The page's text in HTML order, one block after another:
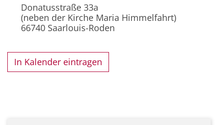
Donatusstraße 33a
(neben der Kirche Maria Himmelfahrt)
66740Saarlouis-Roden
In Kalender eintragen